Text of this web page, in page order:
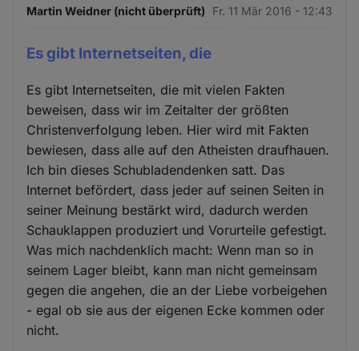
Martin Weidner (nicht überprüft) Fr. 11 Mär 2016 - 12:43
Es gibt Internetseiten, die
Es gibt Internetseiten, die mit vielen Fakten
beweisen, dass wir im Zeitalter der größten
Christenverfolgung leben. Hier wird mit Fakten
bewiesen, dass alle auf den Atheisten draufhauen.
Ich bin dieses Schubladendenken satt. Das
Internet befördert, dass jeder auf seinen Seiten in
seiner Meinung bestärkt wird, dadurch werden
Schauklappen produziert und Vorurteile gefestigt.
Was mich nachdenklich macht: Wenn man so in
seinem Lager bleibt, kann man nicht gemeinsam
gegen die angehen, die an der Liebe vorbeigehen
- egal ob sie aus der eigenen Ecke kommen oder
nicht.